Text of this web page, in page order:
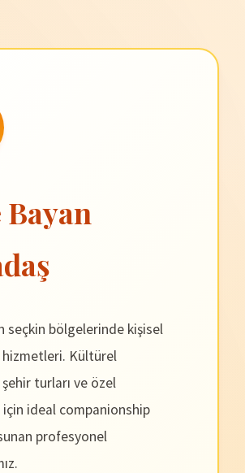
seçkin bölgelerinde kişisel
hizmetleri. Kültürel
turları ve özel
ideal companionship
profesyonel